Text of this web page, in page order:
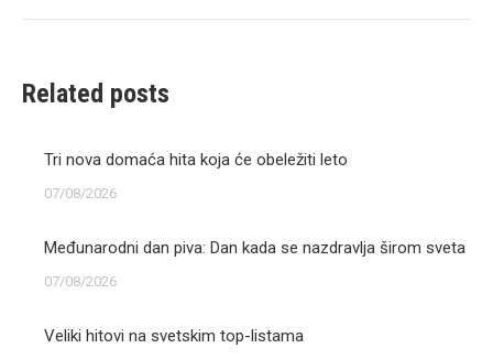
Related posts
Tri nova domaća hita koja će obeležiti leto
07/08/2026
Međunarodni dan piva: Dan kada se nazdravlja širom sveta
07/08/2026
Veliki hitovi na svetskim top-listama